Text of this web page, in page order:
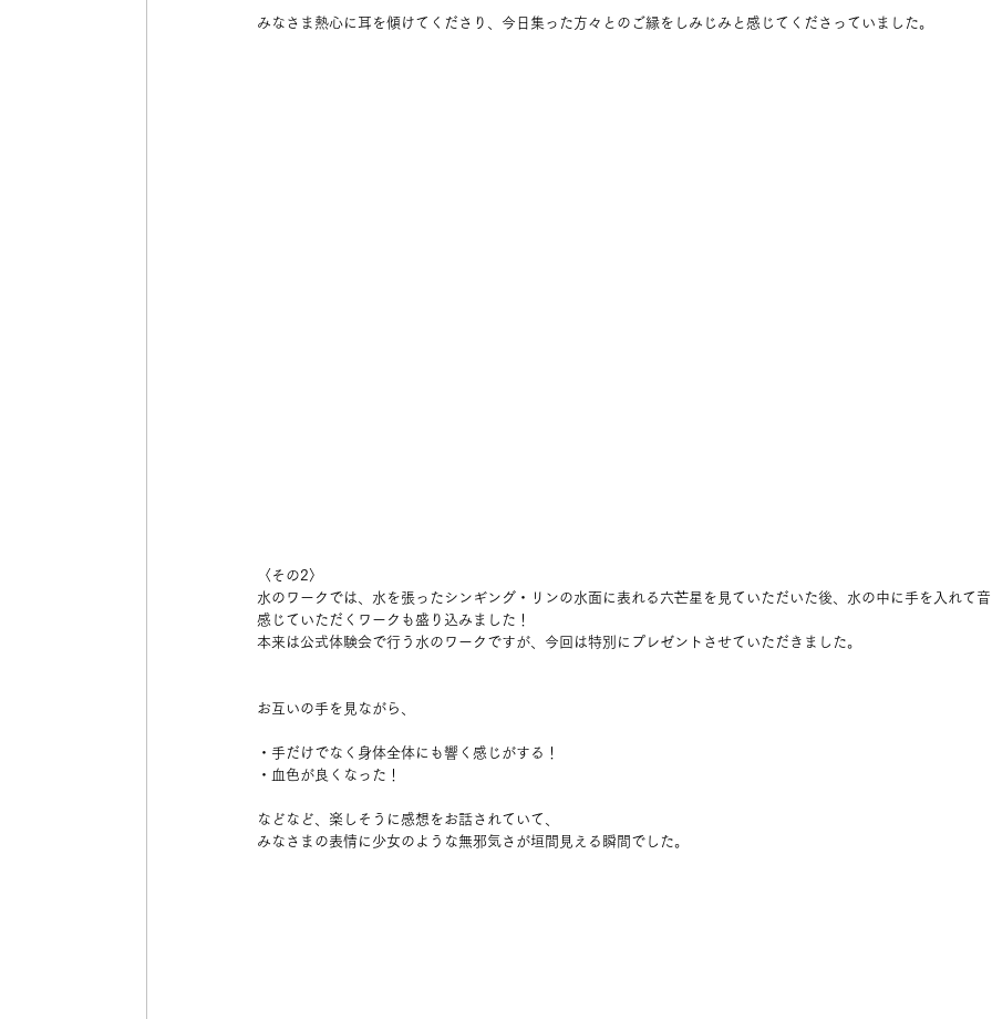
みなさま熱心に耳を傾けてくださり、今日集った方々とのご縁をしみじみと感じてくださっていました。
〈その2〉
水のワークでは、水を張ったシンギング・リンの水面に表れる六芒星を見ていただいた後、水の中に手を入れて
感じていただくワークも盛り込みました！
本来は公式体験会で行う水のワークですが、今回は特別にプレゼントさせていただきました。
お互いの手を見ながら、
・手だけでなく身体全体にも響く感じがする！
・血色が良くなった！
などなど、楽しそうに感想をお話されていて、
みなさまの表情に少女のような無邪気さが垣間見える瞬間でした。